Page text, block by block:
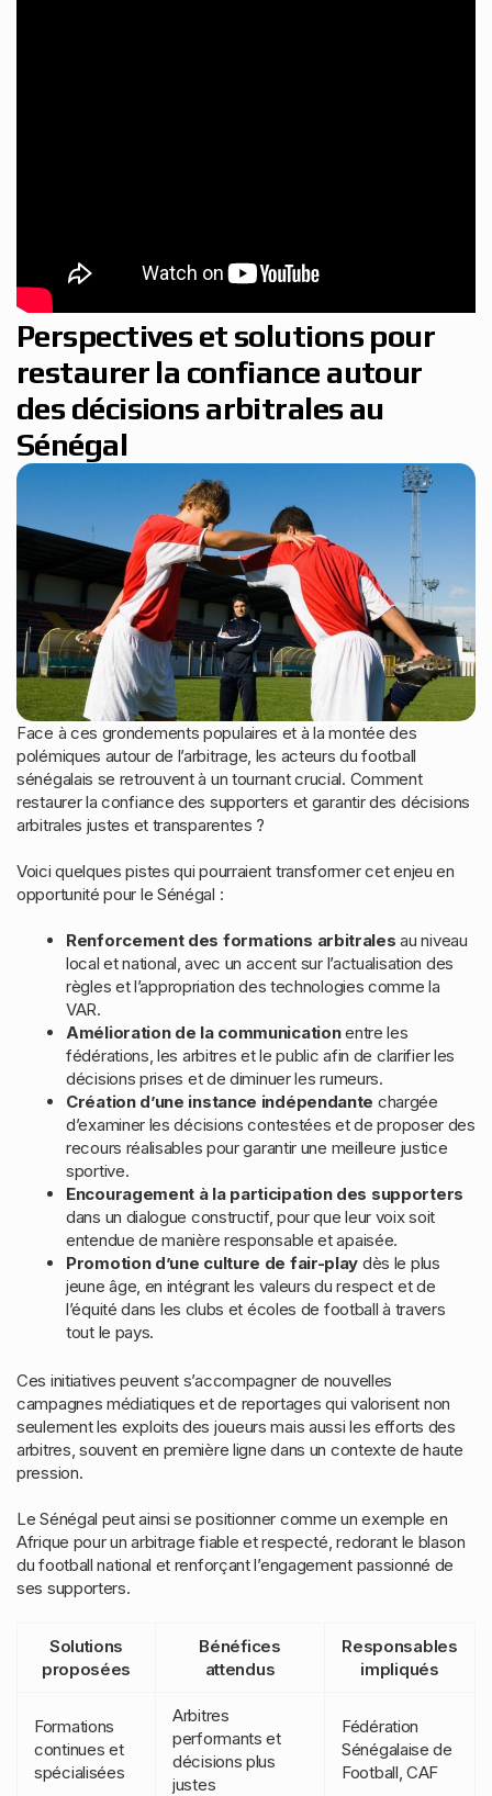
Perspectives et solutions pour
restaurer la confiance autour
des décisions arbitrales au
Sénégal
Face à ces grondements populaires et à la montée des
polémiques autour de l’arbitrage, les acteurs du football
sénégalais se retrouvent à un tournant crucial. Comment
restaurer la confiance des supporters et garantir des décisions
arbitrales justes et transparentes ?
Voici quelques pistes qui pourraient transformer cet enjeu en
opportunité pour le Sénégal :
Renforcement des formations arbitrales au niveau
local et national, avec un accent sur l’actualisation des
règles et l’appropriation des technologies comme la
VAR.
Amélioration de la communicationentre les
fédérations, les arbitres et le public afin de clarifier les
décisions prises et de diminuer les rumeurs.
Création d’une instance indépendante chargée
d’examiner les décisions contestées et de proposer des
recours réalisables pour garantir une meilleure justice
sportive.
Encouragement à la participation des supporters
dans un dialogue constructif, pour que leur voix soit
entendue de manière responsable et apaisée.
Promotion d’une culture de fair-play dès le plus
jeune âge, en intégrant les valeurs du respect et de
l’équité dans les clubs et écoles de football à travers
tout le pays.
Ces initiatives peuvent s’accompagner de nouvelles
campagnes médiatiques et de reportages qui valorisent non
seulement les exploits des joueurs mais aussi les efforts des
arbitres, souvent en première ligne dans un contexte de haute
pression.
Le Sénégal peut ainsi se positionner comme un exemple en
Afrique pour un arbitrage fiable et respecté, redorant le blason
du football national et renforçant l’engagement passionné de
ses supporters.
Solutions
proposées
Bénéfices
attendus
Responsables
impliqués
Formations
continues et
spécialisées
Arbitres
performants et
décisions plus
justes
Fédération
Sénégalaise de
Football, CAF